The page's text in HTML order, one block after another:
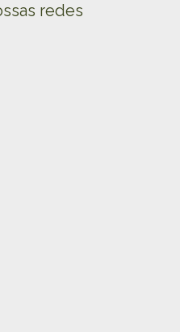
redes